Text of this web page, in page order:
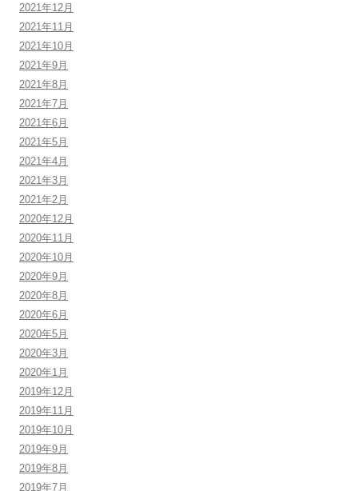
2021年12月
2021年11月
2021年10月
2021年9月
2021年8月
2021年7月
2021年6月
2021年5月
2021年4月
2021年3月
2021年2月
2020年12月
2020年11月
2020年10月
2020年9月
2020年8月
2020年6月
2020年5月
2020年3月
2020年1月
2019年12月
2019年11月
2019年10月
2019年9月
2019年8月
2019年7月